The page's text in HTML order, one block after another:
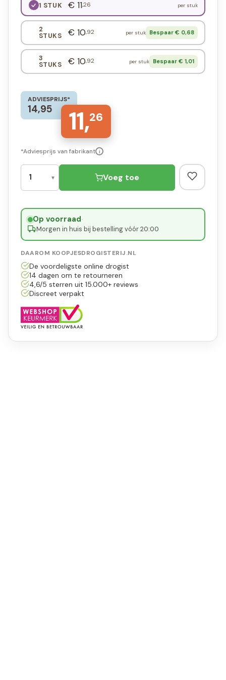
1 STUK € 11,26 per stuk
2
STUKS € 10,92 per stuk Bespaar € 0,68
3
STUKS € 10,92 per stuk Bespaar € 1,01
ADVIESPRIJS*
14,95 11,26
*Adviesprijs van fabrikant i
Voeg toe
Op voorraad·
Morgen in huis bij bestelling vóór 20:00
DAAROM KOOPJESDROGISTERIJ.NL
De voordeligste online drogist
14 dagen om te retourneren
4,6/5 sterren uit 15.000+ reviews
Discreet verpakt